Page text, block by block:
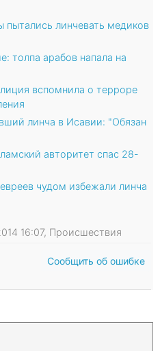
линчевать медиков
толпа арабов напала на
вспомнила о терроре
линча в Исавии: "Обязан
авторитет спас 28-
чудом избежали линча
16:07, Происшествия
Сообщить об ошибке